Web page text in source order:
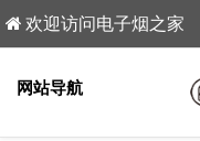
欢迎访问电子烟之家
网站导航